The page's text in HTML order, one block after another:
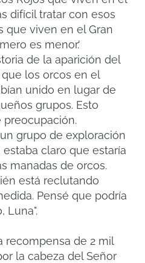
difícil tratar con esos
que viven en el Gran
es menor.'
de la aparición del
los orcos en el
unido en lugar de
grupos. Esto
grupo de exploración
claro que estaría
manadas de orcos.
está reclutando
Pensé que podría
Luna".
recompensa de 2 mil
la cabeza del Señor